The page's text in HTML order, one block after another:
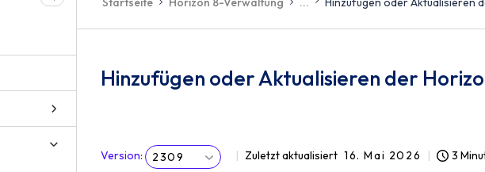
Hinzufügen oder Aktualisieren der
Version: 2309 Zuletzt aktualisiert 16. Mai 2026 3